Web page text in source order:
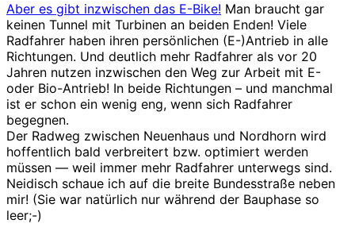
Aber es gibt inzwischen das E-Bike! Man braucht gar
keinen Tunnel mit Turbinen an beiden Enden! Viele
Radfahrer haben ihren persönlichen (E-)Antrieb in alle
Richtungen. Und deutlich mehr Radfahrer als vor 20
Jahren nutzen inzwischen den Weg zur Arbeit mit E-
oder Bio-Antrieb! In beide Richtungen – und manchmal
ist er schon ein wenig eng, wenn sich Radfahrer
begegnen.
Der Radweg zwischen Neuenhaus und Nordhorn wird
hoffentlich bald verbreitert bzw. optimiert werden
müssen — weil immer mehr Radfahrer unterwegs sind.
Neidisch schaue ich auf die breite Bundesstraße neben
mir! (Sie war natürlich nur während der Bauphase so
leer;-)